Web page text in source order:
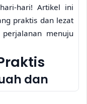
hari! Artikel ini
praktis dan lezat
menuju
dan